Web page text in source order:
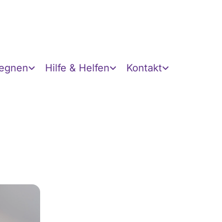
Hilfe & Helfen Kontakt